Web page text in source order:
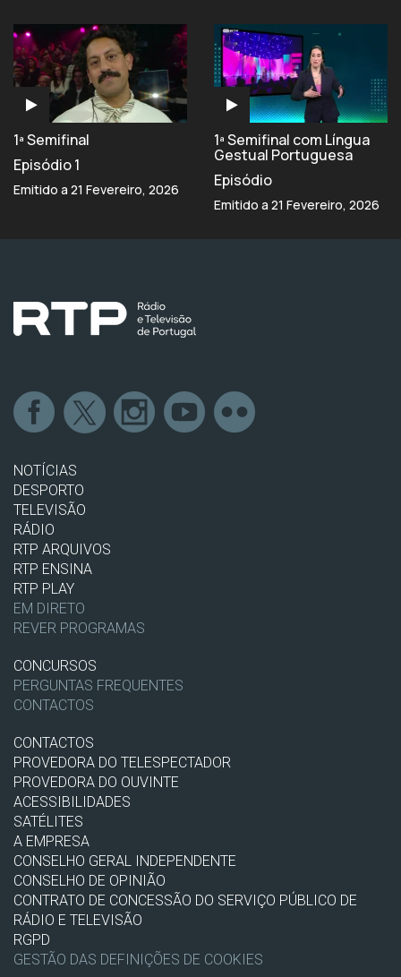
1ª Semifinal
Episódio 1
Emitido a 21 Fevereiro, 2026
1ª Semifinal com Língua
Gestual Portuguesa
Episódio
Emitido a 21 Fevereiro, 2026
NOTÍCIAS
DESPORTO
TELEVISÃO
RÁDIO
RTP ARQUIVOS
RTP ENSINA
RTP PLAY
EM DIRETO
REVER PROGRAMAS
CONCURSOS
PERGUNTAS FREQUENTES
CONTACTOS
CONTACTOS
PROVEDORA DO TELESPECTADOR
PROVEDORA DO OUVINTE
ACESSIBILIDADES
SATÉLITES
A EMPRESA
CONSELHO GERAL INDEPENDENTE
CONSELHO DE OPINIÃO
CONTRATO DE CONCESSÃO DO SERVIÇO PÚBLICO DE
RÁDIO E TELEVISÃO
RGPD
GESTÃO DAS DEFINIÇÕES DE COOKIES